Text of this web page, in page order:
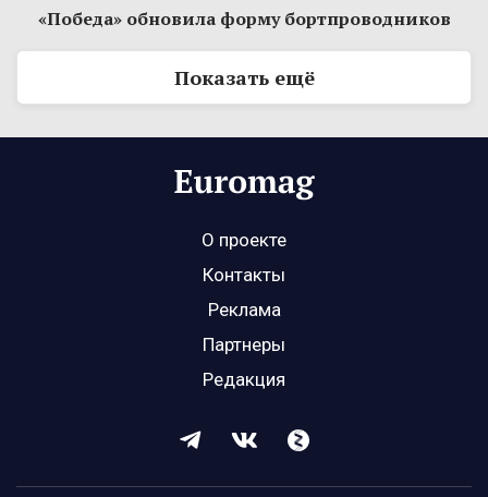
«Победа» обновила форму бортпроводников
Показать ещё
О проекте
Контакты
Реклама
Партнеры
Редакция